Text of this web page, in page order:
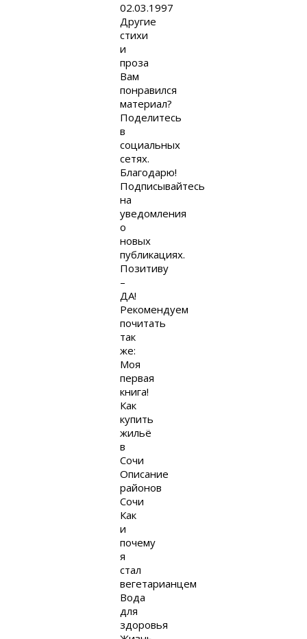
02.03.1997
Другие
стихи
и
проза
Вам
понравился
материал?
Поделитесь
в
социальных
сетях.
Благодарю!
Подписывайтесь
на
уведомления
о
новых
публикациях.
Позитиву
–
ДА!
Рекомендуем
почитать
так
же:
Моя
первая
книга!
Как
купить
жильё
в
Сочи
Описание
районов
Сочи
Как
и
почему
я
стал
вегетарианцем
Вода
для
здоровья